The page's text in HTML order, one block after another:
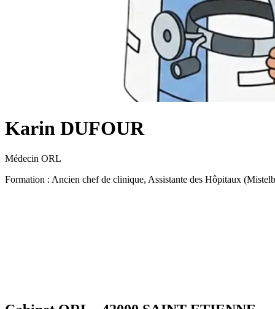
Karin DUFOUR
Médecin ORL
Formation : Ancien chef de clinique, Assistante des Hôpitaux